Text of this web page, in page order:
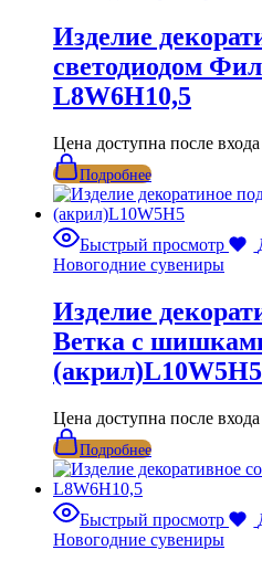
Изделие
светодиодом
L8W6H10,5
Цена доступна после входа
Подробнее
Быстрый просмотр
Новогодние сувениры
Изделие
Ветка с
(акрил)L10W5H5
Цена доступна после входа
Подробнее
Быстрый просмотр
Новогодние сувениры